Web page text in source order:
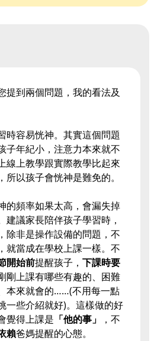
提到兩個問題，我的看法及
時容易恍神。其實這個問題
子年紀小，注意力本來就不
線上教學跟實際教學比起來
所以孩子會恍神是難免的。
的頻率如果太高，會漏失掉
建議家長陪伴孩子學習時，
除非是操作設備的問題，不
，就當成在學校上課一樣。不
開始前提醒孩子， 下課時要
剛上課有哪些有趣的、困難
本來就會的……(不用每一點
一些介紹就好)。這樣做的好
覺得上課是 「他的事」
，不
賴爸媽提醒的心態。